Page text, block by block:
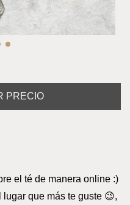
el té de manera online :)
que más te guste 😉,